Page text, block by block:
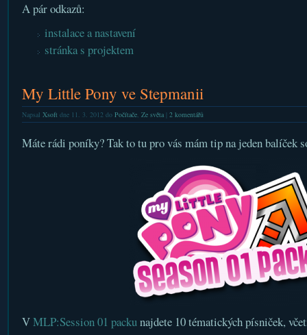
A pár odkazů:
instalace a nastavení
stránka s projektem
My Little Pony ve Stepmanii
Napsal Xsoftdne 11. 3. 2012 do Počítače, Ze světa| 2 komentářů
Máte rádi poníky? Tak to tu pro vás mám tip na jeden balíček
VMLP:Session 01 packunajdete 10 tématických písniček,